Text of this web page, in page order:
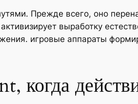
Прежде всего, оно
выработку
игровые аппараты
когда